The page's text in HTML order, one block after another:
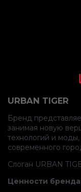
URBAN TIGER
Бренд
занимая новую
технологий и
современного
Слоган URBAN
Ценности